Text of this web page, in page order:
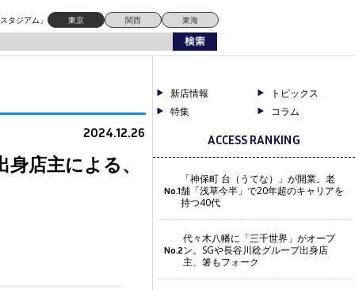
タジアム」 東京 関西 東海
2024.12.26
店主による、
新店情報
トピックス
特集
コラム
ACCESS RANKING
No.1
「神保町 台（うてな）」が開業。老
舗「浅草今半」で20年超のキャリアを
持つ40代
No.2
代々木八幡に「三千世界」がオープ
ン。SGや長谷川稔グループ出身店
主、箸もフォーク